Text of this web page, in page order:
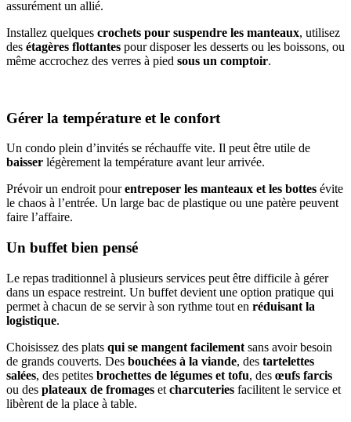
assurément un allié.
Installez quelques crochets pour suspendre les manteaux, utilisez
des étagères flottantes pour disposer les desserts ou les boissons, ou
même accrochez des verres à pied sous un comptoir.
Gérer la température et le confort
Un condo plein d’invités se réchauffe vite. Il peut être utile de
baisser légèrement la température avant leur arrivée.
Prévoir un endroit pourentreposer les manteaux et les bottes évite
le chaos à l’entrée. Un large bac de plastique ou une patère peuvent
faire l’affaire.
Un buffet bien pensé
Le repas traditionnel à plusieurs services peut être difficile à gérer
dans un espace restreint. Un buffet devient une option pratique qui
permet à chacun de se servir à son rythme tout en réduisant la
logistique.
Choisissez des plats qui se mangent facilement sans avoir besoin
de grands couverts. Des bouchées à la viande, des tartelettes
salées, des petites brochettes de légumes et tofu, des œufs farcis
ou des plateaux de fromages et charcuteries facilitent le service et
libèrent de la place à table.